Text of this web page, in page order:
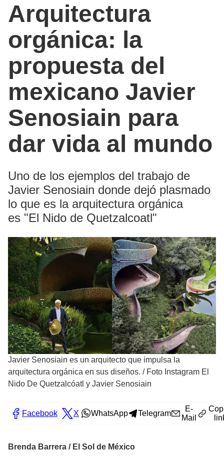
Arquitectura
orgánica: la
propuesta del
mexicano Javier
Senosiain para
dar vida al mundo
Uno de los ejemplos del trabajo de
Javier Senosiain donde dejó plasmado
lo que es la arquitectura orgánica
es "El Nido de Quetzalcoatl"
Javier Senosiain es un arquitecto que impulsa la
arquitectura orgánica en sus diseños. / Foto Instagram El
Nido De Quetzalcóatl y Javier Senosiain
Facebook X WhatsApp Telegram
E-
Mail
Brenda Barrera / El Sol de México